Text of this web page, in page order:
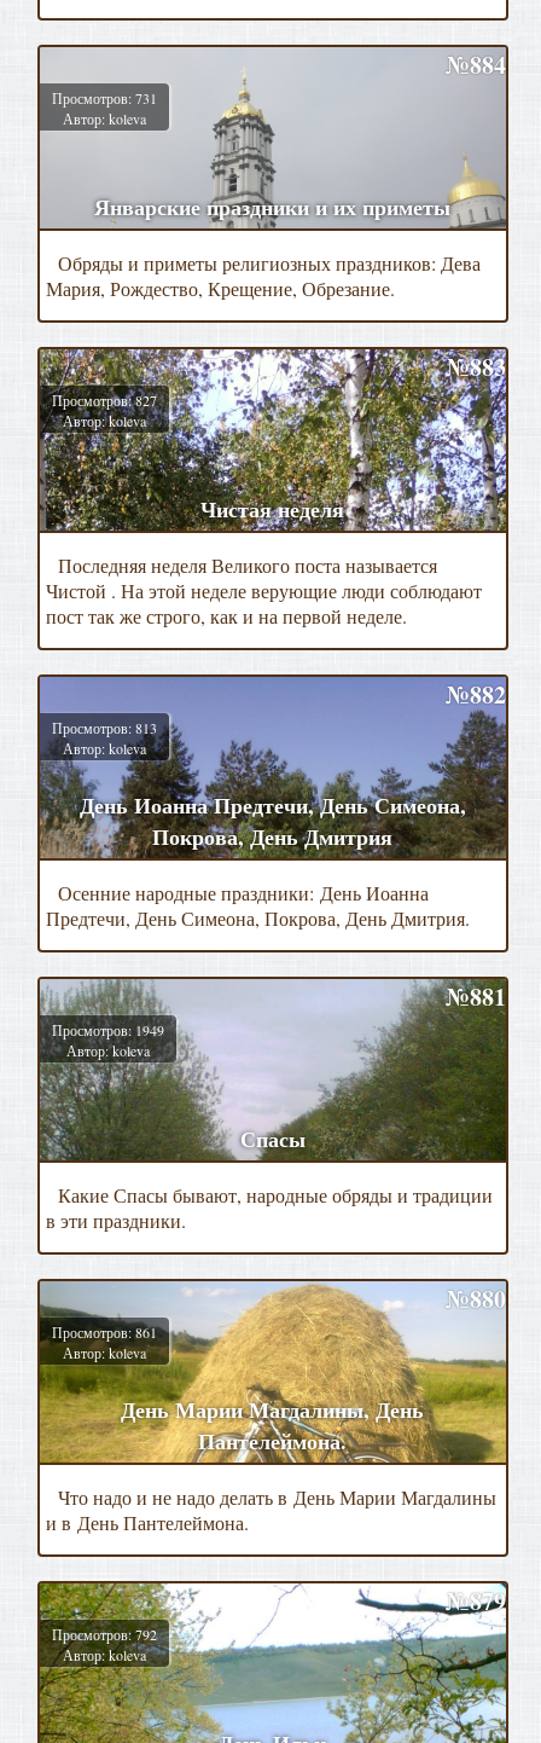
№884
Просмотров: 731
Автор: koleva
Январские праздники и их приметы
Обряды и приметы религиозных праздников: Дева
Мария, Рождество, Крещение, Обрезание.
№883
Просмотров: 827
Автор: koleva
Чистая неделя
Последняя неделя Великого поста называется
Чистой . На этой неделе верующие люди соблюдают
пост так же строго, как и на первой неделе.
№882
Просмотров: 813
Автор: koleva
День Иоанна Предтечи, День Симеона,
Покрова, День Дмитрия
Осенние народные праздники: День Иоанна
Предтечи, День Симеона, Покрова, День Дмитрия.
№881
Просмотров: 1949
Автор: koleva
Спасы
Какие Спасы бывают, народные обряды и традиции
в эти праздники.
№880
Просмотров: 861
Автор: koleva
День Марии Магдалины, День
Пантелеймона.
Что надо и не надо делать в День Марии Магдалины
и в День Пантелеймона.
№879
Просмотров: 792
Автор: koleva